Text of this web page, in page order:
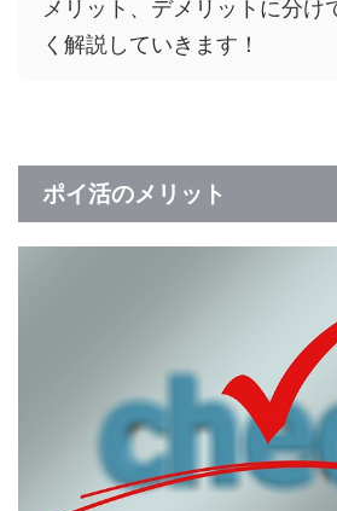
メリット、デメリットに分け
く解説していきます！
ポイ活のメリット